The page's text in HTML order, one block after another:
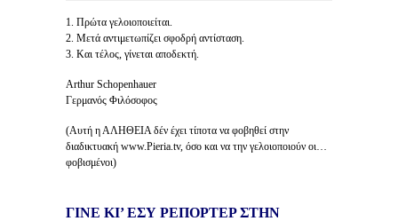
1. Πρώτα γελοιοποιείται.
2. Μετά αντιμετωπίζει σφοδρή αντίσταση.
3. Και τέλος, γίνεται αποδεκτή.
Arthur Schopenhauer
Γερμανός Φιλόσοφος
(Αυτή η ΑΛΗΘΕΙΑ δέν έχει τίποτα να φοβηθεί στην
διαδικτυακή www.Pieria.tv, όσο και να την γελοιοποιούν οι…
φοβισμένοι)
ΓΙΝΕ ΚΙ’ ΕΣΥ ΡΕΠΟΡΤΕΡ ΣΤΗΝ